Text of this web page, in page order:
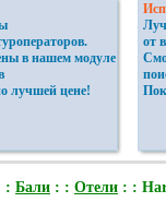
в нашем модуле
лучшей цене!
от
: Бали : : Отели : :